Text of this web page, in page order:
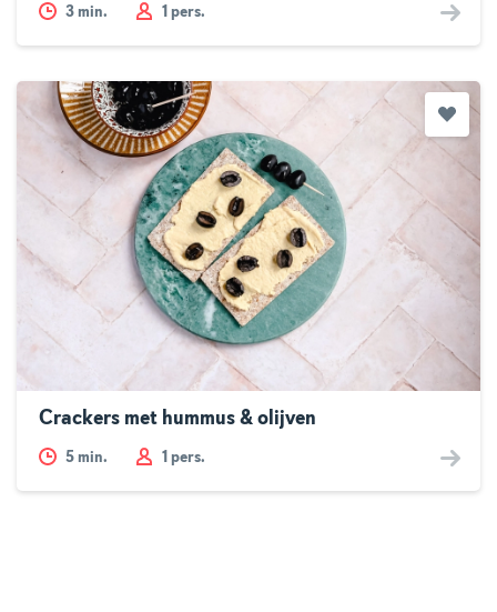
3 min. 1 pers.
Crackers met hummus & olijven
5 min. 1 pers.